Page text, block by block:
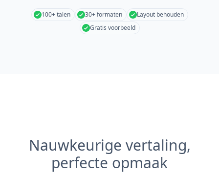
100+ talen 30+ formaten
Layout behouden
Gratis voorbeeld
Nauwkeurige vertaling,
perfecte opmaak